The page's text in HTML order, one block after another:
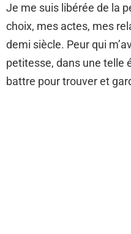
Je me suis libérée de la
choix, mes actes, mes
demi siècle. Peur qui
petitesse, dans une telle
battre pour trouver et